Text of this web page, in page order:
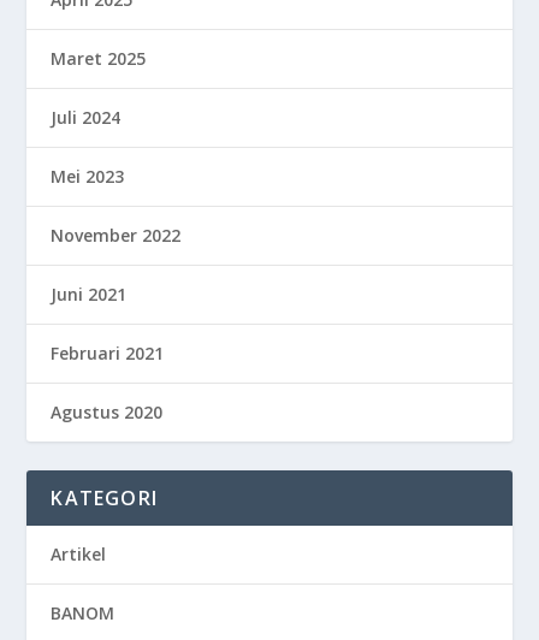
Maret 2025
Juli 2024
Mei 2023
November 2022
Juni 2021
Februari 2021
Agustus 2020
KATEGORI
Artikel
BANOM